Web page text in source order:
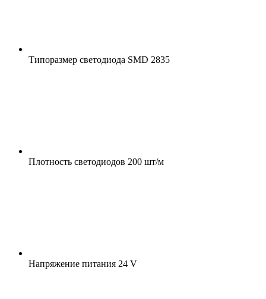
Типоразмер светодиода SMD 2835
Плотность светодиодов 200 шт/м
Напряжение питания 24 V